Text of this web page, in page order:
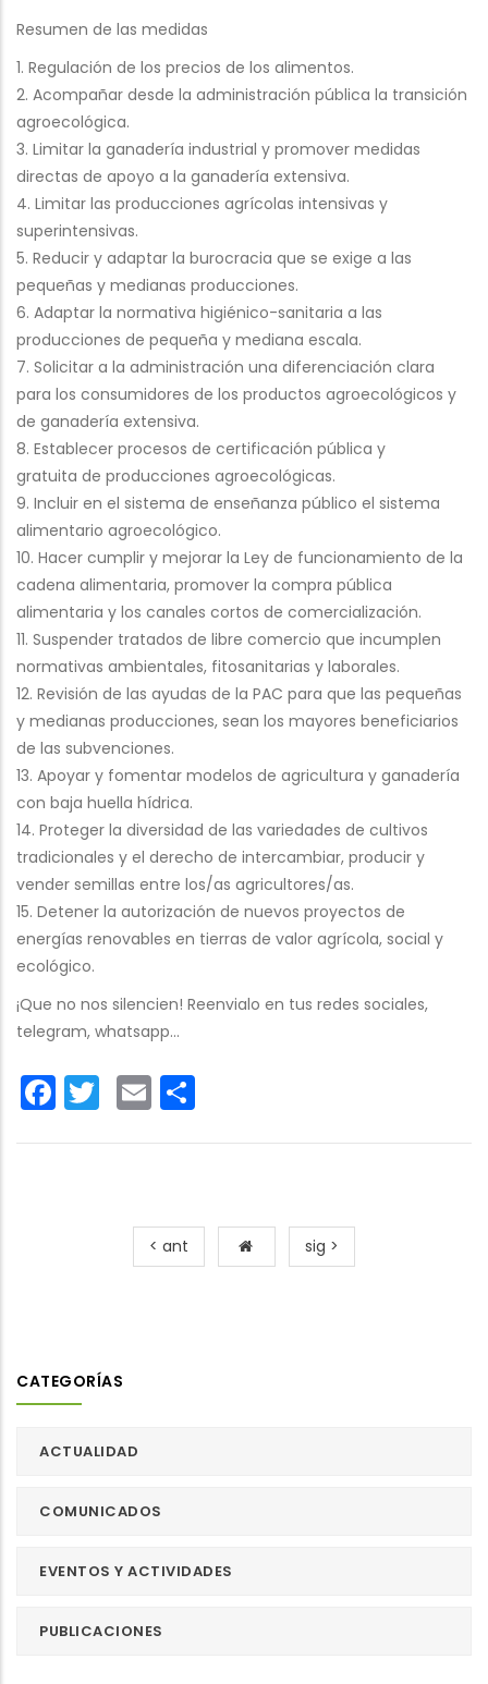
Resumen de las medidas
1. Regulación de los precios de los alimentos.
2. Acompañar desde la administración pública la transición
agroecológica.
3. Limitar la ganadería industrial y promover medidas
directas de apoyo a la ganadería extensiva.
4. Limitar las producciones agrícolas intensivas y
superintensivas.
5. Reducir y adaptar la burocracia que se exige a las
pequeñas y medianas producciones.
6. Adaptar la normativa higiénico-sanitaria a las
producciones de pequeña y mediana escala.
7. Solicitar a la administración una diferenciación clara
para los consumidores de los productos agroecológicos y
de ganadería extensiva.
8. Establecer procesos de certificación pública y
gratuita de producciones agroecológicas.
9. Incluir en el sistema de enseñanza público el sistema
alimentario agroecológico.
10. Hacer cumplir y mejorar la Ley de funcionamiento de la
cadena alimentaria, promover la compra pública
alimentaria y los canales cortos de comercialización.
11. Suspender tratados de libre comercio que incumplen
normativas ambientales, fitosanitarias y laborales.
12. Revisión de las ayudas de la PAC para que las pequeñas
y medianas producciones, sean los mayores beneficiarios
de las subvenciones.
13. Apoyar y fomentar modelos de agricultura y ganadería
con baja huella hídrica.
14. Proteger la diversidad de las variedades de cultivos
tradicionales y el derecho de intercambiar, producir y
vender semillas entre los/as agricultores/as.
15. Detener la autorización de nuevos proyectos de
energías renovables en tierras de valor agrícola, social y
ecológico.
¡Que no nos silencien! Reenvialo en tus redes sociales,
telegram, whatsapp...
Facebook
Twitter
Email
< ant sig >
CATEGORÍAS
ACTUALIDAD
COMUNICADOS
EVENTOS Y ACTIVIDADES
PUBLICACIONES